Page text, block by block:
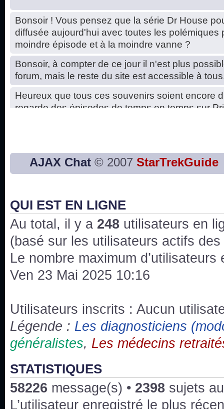
Bonsoir ! Vous pensez que la série Dr House
diffusée aujourd'hui avec toutes les polémiques
moindre épisode et à la moindre vanne ?
Bonsoir, à compter de ce jour il n'est plus
forum, mais le reste du site est accessible à
Heureux que tous ces souvenirs soient encore
regarde des épisodes de temps en temps sur
Bon, 2020, ça n'a pas trop marché. JE vous
issus des saisons 6; 7 et 8 !
Bonne année 2020 !
Bonne année 2019 !
Joyeux Noël !
Bonne année tout le monde !
Un peu de ménage, spams supprimés. Depuis
chaines françaises diffusent House, HD1 et
3x24 Human Error mais je suis pas sur
Bonjour j'aimerais que l'on m'aide à trouver un
qu'une personne fait un arrêt cardiaque mais
AJAX Chat © 2007 StarTrekGuide
QUI EST EN LIGNE
Au total, il y a 248 utilisateurs en
(basé sur les utilisateurs actifs
Le nombre maximum
Ven 23 Mai 2025 10:16
Utilisateurs inscrits : Aucun
Légende : Les diagnosticiens
généralistes, Les médecins
STATISTIQUES
58226 message(s) • 2398 sujets
L’utilisateur enregistré le plus